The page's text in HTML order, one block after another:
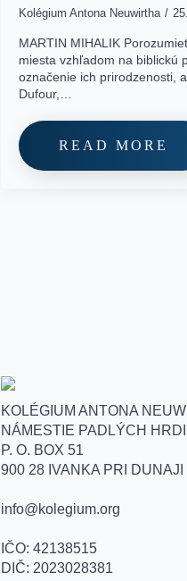
Kolégium Antona Neuwirtha
MARTIN MIHALIK
miesta vzhľadom na biblickú
označenie ich prirodzenosti,
Dufour,…
READ MORE
KOLÉGIUM ANTONA
NÁMESTIE PADLÝCH
P. O. BOX 51
900 28 IVANKA PRI DUNAJI
info@kolegium.org
IČO: 42138515
DIČ: 2023028381